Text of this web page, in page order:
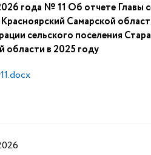
года № 11 Об отчете Главы
Самарской
сельского поселения
области в 2025 году